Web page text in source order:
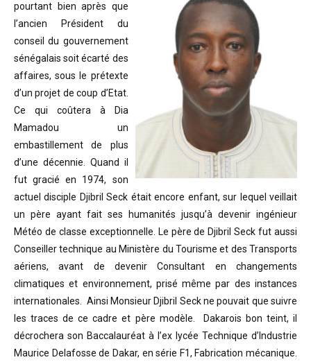
pourtant bien après que
l’ancien Président du
conseil du gouvernement
sénégalais soit écarté des
affaires, sous le prétexte
d’un projet de coup d’Etat.
Ce qui coûtera à Dia
Mamadou un
embastillement de plus
d’une décennie. Quand il
fut gracié en 1974, son
actuel disciple Djibril Seck était encore enfant, sur lequel veillait
un père ayant fait ses humanités jusqu’à devenir ingénieur
Météo de classe exceptionnelle. Le père de Djibril Seck fut aussi
Conseiller technique au Ministère du Tourisme et des Transports
aériens, avant de devenir Consultant en changements
climatiques et environnement, prisé même par des instances
internationales. Ainsi Monsieur Djibril Seck ne pouvait que suivre
les traces de ce cadre et père modèle. Dakarois bon teint, il
décrochera son Baccalauréat à l’ex lycée Technique d’Industrie
Maurice Delafosse de Dakar, en série F1, Fabrication mécanique.